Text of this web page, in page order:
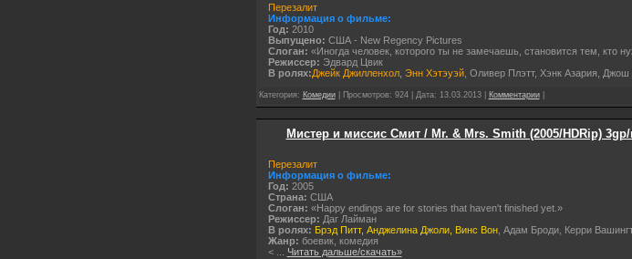
Перезалит
Информация о фильме:
Год: 2010
Выпущено: США - New Regency Pictures
Слоган: «Иногда человек, которого ты не замечаешь, становится тем, кто
Режиссер: Эдвард Цвик
В ролях:Джейк Джилленхол, Энн Хэтэуэй, Оливер Плэтт, Хэнк Азария, Джош
Категория: Комедии| Просмотров: 924 | Дата: 13.03.2013| Комментарии|
Мистер и миссис Смит / Mr. & Mrs. Smith (2005/HDRip)
Перезалит
Информация о фильме:
Год: 2005
Страна: США
Слоган: «Happy endings are for stories that haven't finished yet.»
Режиссер: Даг Лайман
В ролях: Брэд Питт, Анджелина Джоли, Винс Вон, Адам Броди, Керри
Жанр: боевик, комедия
<
Читать дальше/скачать»